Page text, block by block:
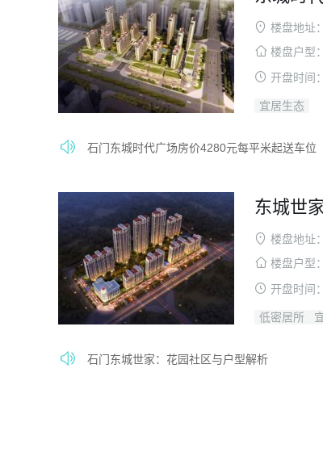
楼盘地址：
楼盘户型：
开盘时间：
宜居生态
石门东城时代广场房价4280元每平米起送车位
东城世
楼盘地址：
楼盘户型：
开盘时间：
低密居所
石门东城世家：花园社区与户型解析